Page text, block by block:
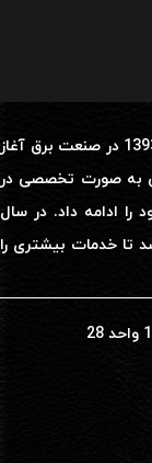
شرکت تامین صنعت رامان فعالیت خود را از سال 1393 در صنعت برق آغاز
به صورت تخصصی در
را ادامه داد. در سال
تا خدمات بیشتری را